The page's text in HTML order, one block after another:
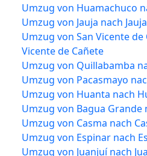
Umzug von Huamachuco
Umzug von Jauja nach Jauja
Umzug von San Vicente de
Vicente de Cañete
Umzug von Quillabamba
Umzug von Pacasmayo
Umzug von Huanta nach
Umzug von Bagua Grande
Umzug von Casma nach
Umzug von Espinar nach
Umzug von Juanjuí nach